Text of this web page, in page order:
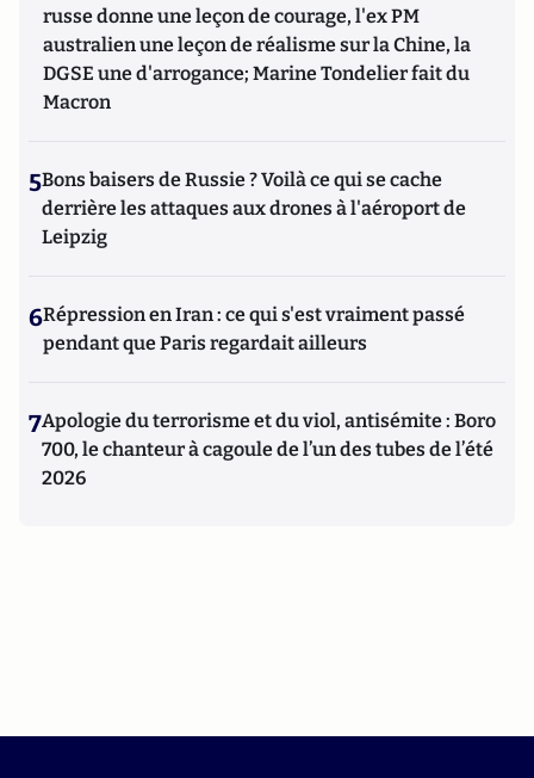
russe donne une leçon de courage, l'ex PM
australien une leçon de réalisme sur la Chine, la
DGSE une d'arrogance; Marine Tondelier fait du
Macron
5Bons baisers de Russie ? Voilà ce qui se cache
derrière les attaques aux drones à l'aéroport de
Leipzig
6Répression en Iran : ce qui s'est vraiment passé
pendant que Paris regardait ailleurs
7Apologie du terrorisme et du viol, antisémite : Boro
700, le chanteur à cagoule de l’un des tubes de l’été
2026